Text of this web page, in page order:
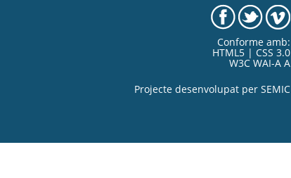
Conforme amb:
HTML5 | CSS 3.0
W3C WAI-A A
Projecte desenvolupat per SEMIC